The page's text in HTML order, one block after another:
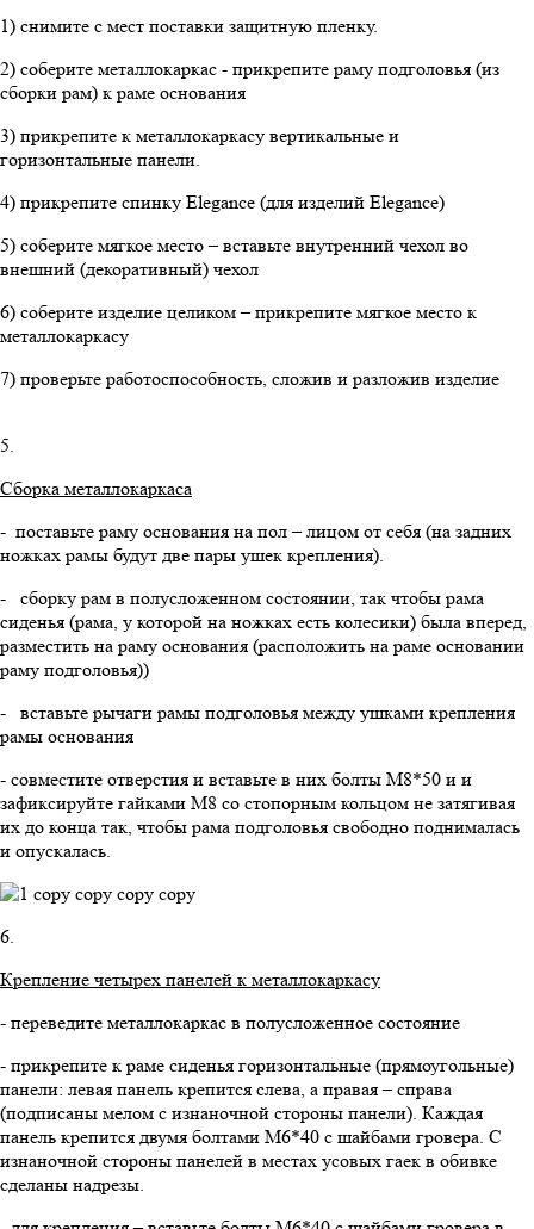
1) снимите с мест поставки защитную пленку.
2) соберите металлокаркас - прикрепите раму подголовья (из
сборки рам) к раме основания
3) прикрепите к металлокаркасу вертикальные и
горизонтальные панели.
4) прикрепите спинку Elegance (для изделий Elegance)
5) соберите мягкое место – вставьте внутренний чехол во
внешний (декоративный) чехол
6) соберите изделие целиком – прикрепите мягкое место к
металлокаркасу
7) проверьте работоспособность, сложив и разложив изделие
5.
Сборка металлокаркаса
- поставьте раму основания на пол – лицом от себя (на задних
ножках рамы будут две пары ушек крепления).
- сборку рам в полусложенном состоянии, так чтобы рама
сиденья (рама, у которой на ножках есть колесики) была вперед,
разместить на раму основания (расположить на раме основании
раму подголовья))
- вставьте рычаги рамы подголовья между ушками крепления
рамы основания
- совместите отверстия и вставьте в них болты М8*50 и и
зафиксируйте гайками М8 со стопорным кольцом не затягивая
их до конца так, чтобы рама подголовья свободно поднималась
и опускалась.
6.
Крепление четырех панелей к металлокаркасу
- переведите металлокаркас в полусложенное состояние
- прикрепите к раме сиденья горизонтальные (прямоугольные)
панели: левая панель крепится слева, а правая – справа
(подписаны мелом с изнаночной стороны панели). Каждая
панель крепится двумя болтами М6*40 с шайбами гровера. С
изнаночной стороны панелей в местах усовых гаек в обивке
сделаны надрезы.